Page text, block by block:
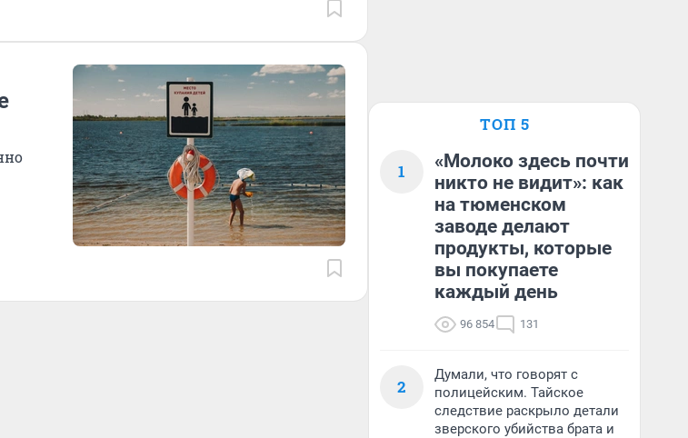
ТОП 5
1
«Молоко здесь почти
никто не видит»: как
на тюменском
заводе делают
продукты, которые
вы покупаете
каждый день
96 854 131
2
Думали, что говорят с
полицейским. Тайское
следствие раскрыло детали
зверского убийства брата и